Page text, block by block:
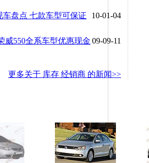
10-01-04
车盘点 七款车型可保证
09-09-11
威550全系车型优惠现金
更多关于 库存 经销商 的新闻>>